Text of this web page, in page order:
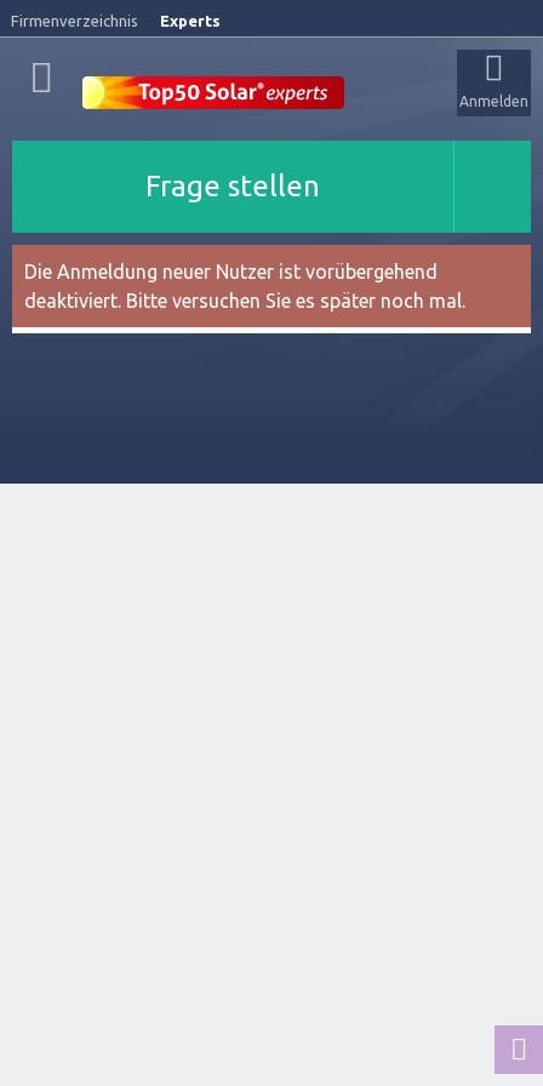
Firmenverzeichnis Experts
Anmelden
Frage stellen
Die Anmeldung neuer Nutzer ist vorübergehend
deaktiviert. Bitte versuchen Sie es später noch mal.